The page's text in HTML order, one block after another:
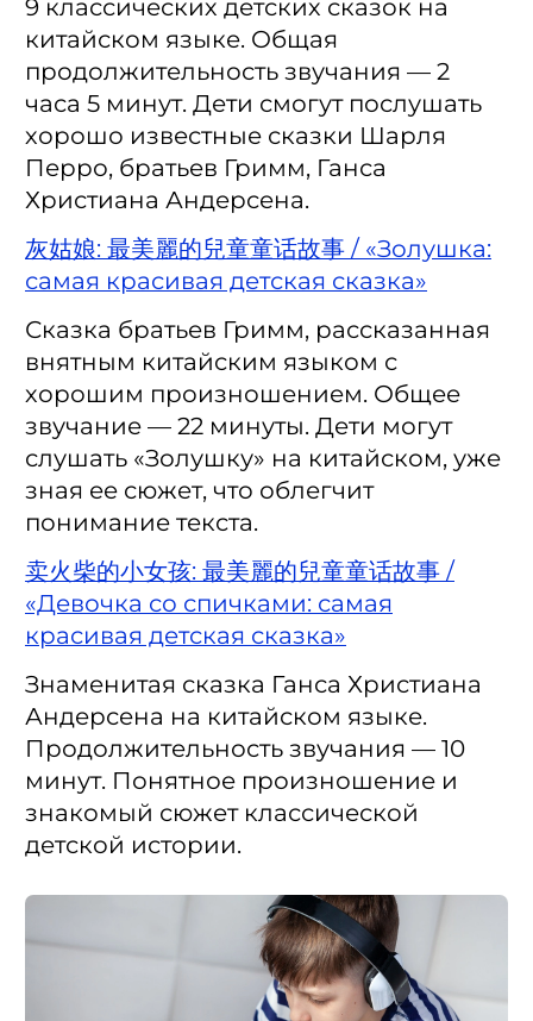
9 классических детских сказок на
китайском языке. Общая
продолжительность звучания — 2
часа 5 минут. Дети смогут послушать
хорошо известные сказки Шарля
Перро, братьев Гримм, Ганса
Христиана Андерсена.
灰姑娘: 最美麗的兒童童话故事 / «Золушка:
самая красивая детская сказка»
Сказка братьев Гримм, рассказанная
внятным китайским языком с
хорошим произношением. Общее
звучание — 22 минуты. Дети могут
слушать «Золушку» на китайском, уже
зная ее сюжет, что облегчит
понимание текста.
卖火柴的小女孩: 最美麗的兒童童话故事 /
«Девочка со спичками: самая
красивая детская сказка»
Знаменитая сказка Ганса Христиана
Андерсена на китайском языке.
Продолжительность звучания — 10
минут. Понятное произношение и
знакомый сюжет классической
детской истории.